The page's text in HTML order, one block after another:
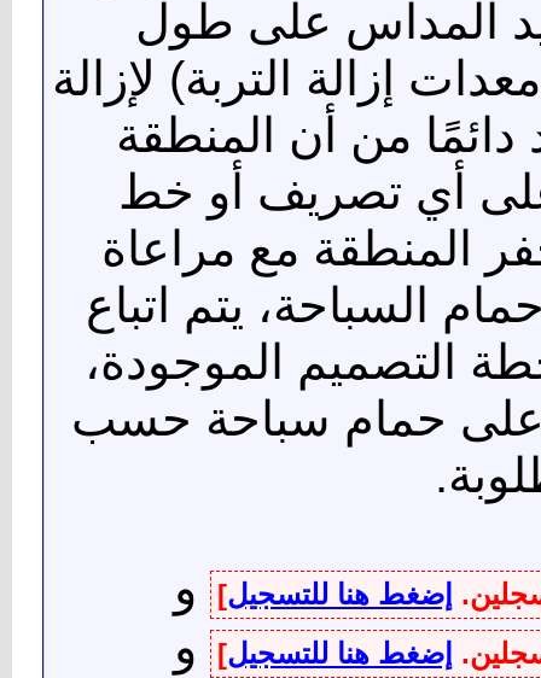
المداس على طول
إزالة التربة) لإزالة
دائمًا من أن المنطقة
على أي تصريف أو خط
المنطقة مع مراعاة
السباحة، يتم اتباع
التصميم الموجودة،
حمام سباحة حسب
إضغط هنا للتسجيل] و
إضغط هنا للتسجيل] و